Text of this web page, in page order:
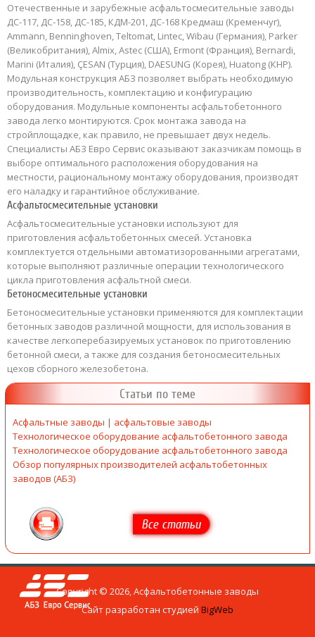
Отечественные и зарубежные аcфальтосмесительные заводы
ДС-117, ДС-158, ДС-185, КДМ-201, ДС-168 Кредмаш (Кременчуг),
Ammann, Benninghoven, Teltomat, Lintec, Wibau (Германия), Parker
(Великобритания), Almix, Astec (США), Ermont (Франция), Bernardi,
Marini (Италия), ÇESAN (Турция), DAESUNG (Корея), Huatong (КНР).
Модульная конструкция АБЗ позволяет выбрать необходимую
производительность, комплектацию и конфигурацию
оборудования. Модульные компоненты асфальтобетонного
завода легко монтируются. Срок монтажа завода на
стройплощадке, как правило, не превышает двух недель.
Специалисты АБЗ Евро Сервис оказывают заказчикам помощь в
выборе оптимального расположения оборудования на
местности, рациональному монтажу оборудования, производят
его наладку и гарантийное обслуживание.
Асфальтосмесительные установки
Асфальтосмесительные установки используют для
приготовления асфальтобетонных смесей. Установка
комплектуется отдельными автоматизорованными агрегатами,
которые выполняют различные операции технологического
цикла приготовления асфальтной смеси.
Бетоносмесительные установки
Бетоносмесительные установки применяются для комплектации
бетонных заводов различной мощности, для использования в
качестве легкоперебазируемых установок по приготовлению
бетонной смеси, а также для создания бетоносмесительных
цехов сборного железобетона.
Статьи по теме
Асфальтные заводы | асфальтовые заводы
Технологическое оборудование асфальтобетонного завода
Технологическое оборудование асфальтобетонного завода
Обзор популярных производителей асфальтобетонных
заводов (АБЗ)
Все статьи
Copyright © 2026, Асфальтобетонные заводы
Сайт разработан студией BigWeb